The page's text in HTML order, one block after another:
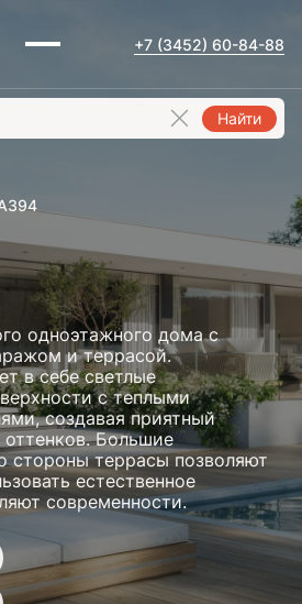
+7 (3452) 60-84-88
Найти
одноэтажного дома с
и террасой.
в себе светлые
с теплыми
создавая приятный
оттенков. Большие
стороны террасы позволяют
естественное
современности.